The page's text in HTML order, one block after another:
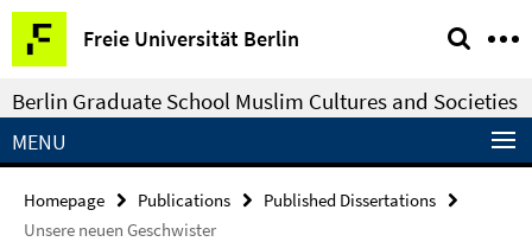
Springe
direkt
zu
Inhalt
Freie Universität Berlin
Service
Navigation
Berlin Graduate School Muslim Cultures and Societies
MENU
Homepage Publications
Published Dissertations
Unsere neuen Geschwister